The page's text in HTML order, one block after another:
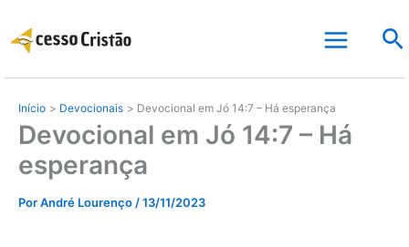
para
conteúdo
Início Devocionais Devocional em Jó 14:7 – Há esperança
Devocional em Jó 14:7 – Há
esperança
PorAndré Lourenço /13/11/2023